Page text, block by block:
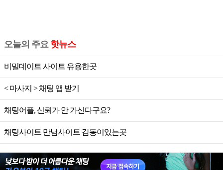
오늘의 주요핫뉴스
비밀데이트 사이트 유용한곳
< 마사지 > 채팅 앱 받기
채팅어플, 신뢰가 안 가신다구요?
채팅사이트 만남사이트 감동이있는곳